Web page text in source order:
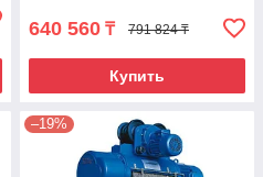
640 560 ₸ 791 824 ₸
Купить
–19%